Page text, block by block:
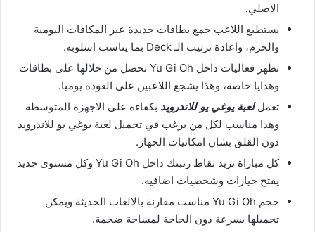
الاصلي.
يستطيع اللاعب جمع بطاقات جديدة عبر المكافات اليومية
والحزم، واعادة ترتيب الـ Deck بما يناسب اسلوبه.
تظهر فعاليات داخل Yu Gi Oh تحصل من خلالها على بطاقات
وهدايا خاصة، وهذا يشجع اللاعبين على العودة يوميا.
تعمللعبة يوغي يو للاندرويد بكفاءة على الاجهزة المتوسطة
وهذا مناسب لكل من يرغب في تحميل لعبة يوغي يو للاندرويد
دون القلق بشان امكانيات الجهاز.
كل مباراة تزيد نقاط رتبتك داخل Yu Gi Oh وكل مستوى جديد
يفتح خيارات وشخصيات اضافية.
حجم Yu Gi Oh مناسب مقارنة بالالعاب الحديثة ويمكن
تحميلها بسرعة دون الحاجة لمساحة ضخمة.